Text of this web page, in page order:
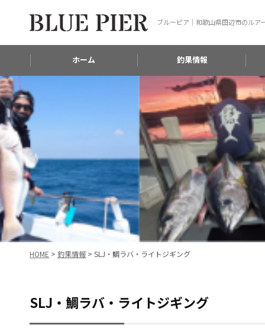
ブルーピア｜和歌山県田辺市のルア
ホーム 釣果情報
HOME > 釣果情報 > SLJ・鯛ラバ・ライトジギング
SLJ・鯛ラバ・ライトジギング